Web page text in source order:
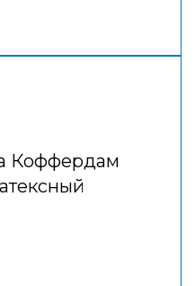
Коффердам